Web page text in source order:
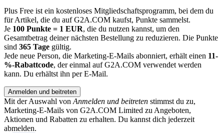
Plus Free ist ein kostenloses Mitgliedschaftsprogramm, bei dem du
für Artikel, die du auf G2A.COM kaufst, Punkte sammelst.
Je 100 Punkte = 1 EUR, die du nutzen kannst, um den
Gesamtbetrag deiner nächsten Bestellung zu reduzieren. Die Punkte
sind 365 Tage gültig.
Jede neue Person, die Marketing-E-Mails abonniert, erhält einen 11-
%-Rabattcode, der einmal auf G2A.COM verwendet werden
kann. Du erhältst ihn per E-Mail.
Anmelden und beitreten
Mit der Auswahl von Anmelden und beitreten stimmst du zu,
Marketing-E-Mails von G2A.COM Limited zu Angeboten,
Aktionen und Rabatten zu erhalten. Du kannst dich jederzeit
abmelden.